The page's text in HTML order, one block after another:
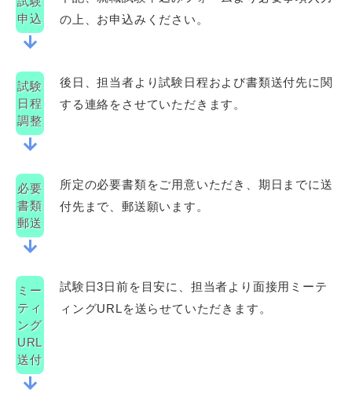
申込
arrow_downward
の上、お申込みください。
試験
日程
調整
arrow_downward
後日、担当者より試験日程および書類送付先に関
する連絡をさせていただきます。
必要
書類
郵送
arrow_downward
所定の必要書類をご用意いただき、期日までに送
付先まで、郵送願います。
ミー
ティ
ング
URL
送付
arrow_downward
試験日3日前を目安に、担当者より面接用ミーテ
ィングURLを送らせていただきます。